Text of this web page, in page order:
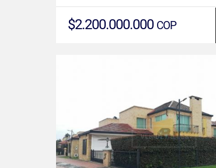
$2.200.000.000 COP
VER DETALLES